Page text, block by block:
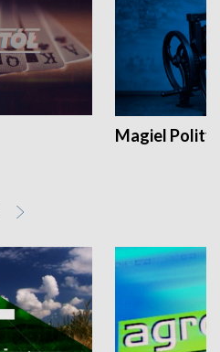
Magiel